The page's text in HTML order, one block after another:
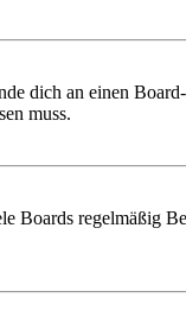
dich an einen
muss.
Boards regelmäßig